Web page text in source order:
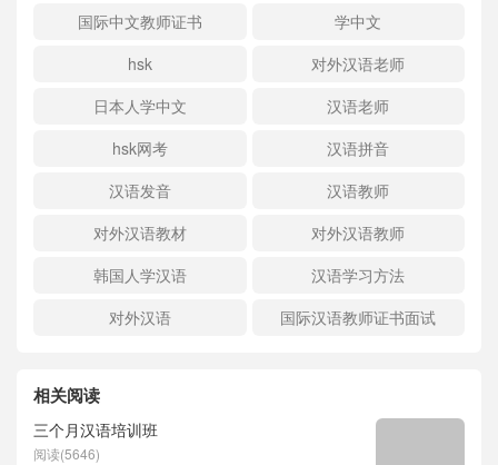
国际中文教师证书
学中文
hsk
对外汉语老师
日本人学中文
汉语老师
hsk网考
汉语拼音
汉语发音
汉语教师
对外汉语教材
对外汉语教师
韩国人学汉语
汉语学习方法
对外汉语
国际汉语教师证书面试
相关阅读
三个月汉语培训班
阅读(5646)